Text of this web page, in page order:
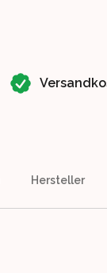
Hersteller